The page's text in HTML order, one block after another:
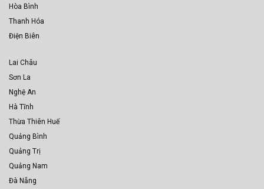
Hòa Bình
Thanh Hóa
Điện Biên
Lai Châu
Sơn La
Nghệ An
Hà Tĩnh
Thừa Thiên Huế
Quảng Bình
Quảng Trị
Quảng Nam
Đà Nẵng